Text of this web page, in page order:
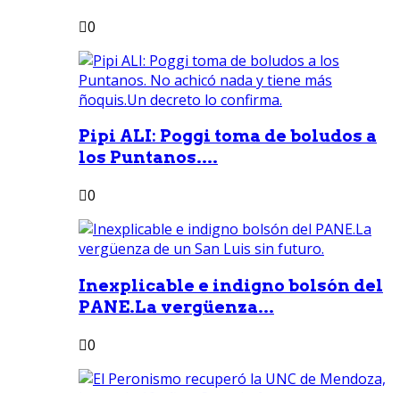
0
Pipi ALI: Poggi toma de boludos a
los Puntanos....
0
Inexplicable e indigno bolsón del
PANE.La vergüenza...
0